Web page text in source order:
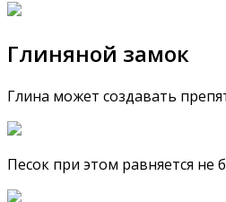
Глиняной замок
Глина может создавать
Песок при этом равняется